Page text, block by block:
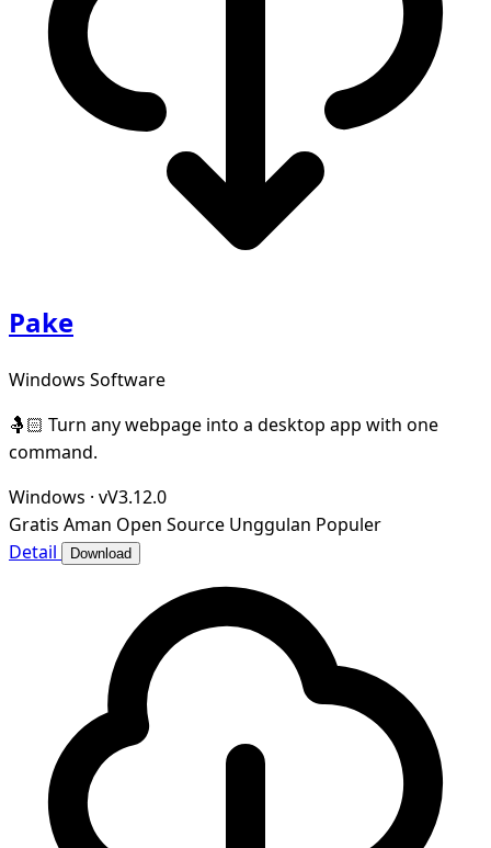
Pake
Windows Software
🤱🏻 Turn any webpage into a desktop app with one
command.
Windows · vV3.12.0
Gratis Aman Open Source Unggulan Populer
Detail
Download